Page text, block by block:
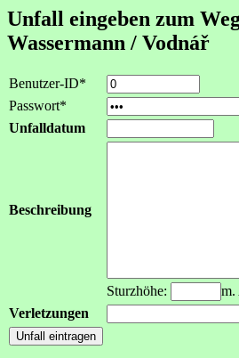
Unfall eingeben zum
Wassermann / Vodnář
Benutzer-ID*
Passwort*
Unfalldatum
Beschreibung
Sturzhöhe:
m.
Verletzungen